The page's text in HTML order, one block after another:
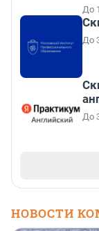
До
До
До
НОВОСТИ